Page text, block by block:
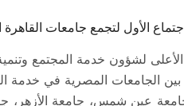
الأول لتجمع جامعات القاهرة
لشؤون خدمة المجتمع
الجامعات المصرية في خدمة
عين شمس، جامعة الأزهر،